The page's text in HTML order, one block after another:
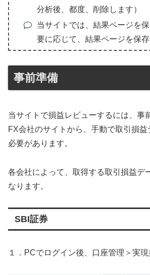
分析後、都度、削除します）
当サイトでは、結果ページを
要に応じて、結果ページを保存
事前準備
当サイトで損益レビューするには、事
FX会社のサイトから、手動で取引損益
必要があります。
各会社によって、取得する取引損益デ
なります。
SBI証券
１．PCでログイン後、口座管理＞実